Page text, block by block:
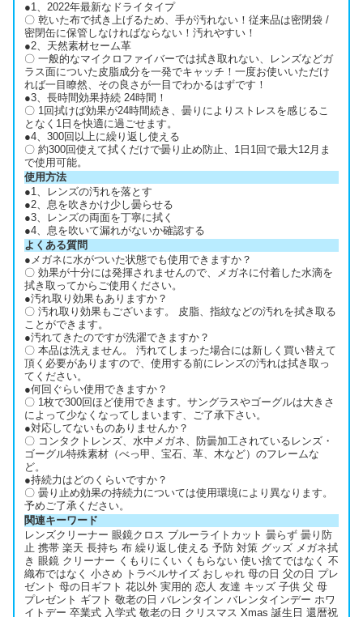
●1、2022年最新なドライタイプ
〇 乾いた布で拭き上げるため、手が汚れない！従来品は密閉袋 /
密閉缶に保管しなければならない！汚れやすい！
●2、天然素材セーム革
〇 一般的なマイクロファイバーでは拭き取れない、レンズなどガ
ラス面についた皮脂成分を一発でキャッチ！一度お使いいただけ
れば一目瞭然、その良さが一目でわかるはずです！
●3、長時間効果持続 24時間！
〇 1回拭けば効果が24時間続き、曇りによりストレスを感じるこ
となく1日を快適に過ごせます。
●4、300回以上に繰り返し使える
〇 約300回使えて拭くだけで曇り止め防止、1日1回で最大12月ま
で使用可能。
使用方法
●1、レンズの汚れを落とす
●2、息を吹きかけ少し曇らせる
●3、レンズの両面を丁寧に拭く
●4、息を吹いて漏れがないか確認する
よくある質問
●メガネに水がついた状態でも使用できますか？
〇 効果が十分には発揮されませんので、メガネに付着した水滴を
拭き取ってからご使用ください。
●汚れ取り効果もありますか？
〇 汚れ取り効果もございます。 皮脂、指紋などの汚れを拭き取る
ことができます。
●汚れてきたのですが洗濯できますか？
〇 本品は洗えません。 汚れてしまった場合には新しく買い替えて
頂く必要がありますので、使用する前にレンズの汚れは拭き取っ
てください。
●何回ぐらい使用できますか？
〇 1枚で300回ほど使用できます。サングラスやゴーグルは大きさ
によって少なくなってしまいます、ご了承下さい。
●対応してないものありませんか？
〇 コンタクトレンズ、水中メガネ、防曇加工されているレンズ・
ゴーグル特殊素材（べっ甲、宝石、革、木など）のフレームな
ど。
●持続力はどのくらいですか？
〇 曇り止め効果の持続力については使用環境により異なります。
予めご了承ください。
関連キーワード
レンズクリーナー 眼鏡クロス ブルーライトカット 曇らず 曇り防
止 携帯 楽天 長持ち 布 繰り返し使える 予防 対策 グッズ メガネ拭
き 眼鏡 クリーナー くもりにくい くもらない 使い捨てではなく 不
織布ではなく 小さめ トラベルサイズ おしゃれ 母の日 父の日 プレ
ゼント 母の日ギフト 花以外 実用的 恋人 友達 キッズ 子供 父 母
プレゼント ギフト 敬老の日 バレンタイン バレンタインデー ホワ
イトデー 卒業式 入学式 敬老の日 クリスマス Xmas 誕生日 還暦祝